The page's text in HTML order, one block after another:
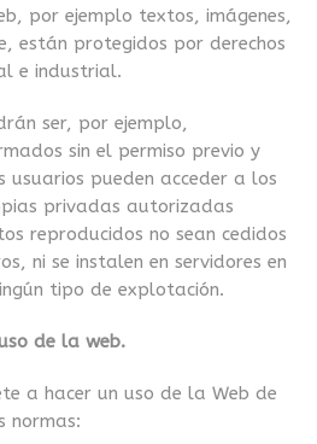
por ejemplo textos, imágenes,
están protegidos por derechos
e industrial.
ser, por ejemplo,
sin el permiso previo y
pueden acceder a los
privadas autorizadas
reproducidos no sean cedidos
ni se instalen en servidores en
tipo de explotación.
de la web.
a hacer un uso de la Web de
normas: